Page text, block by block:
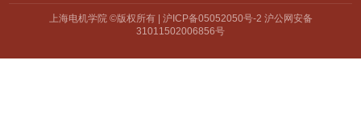
上海电机学院 ©版权所有 | 沪ICP备05052050号-2 沪公网安备
31011502006856号